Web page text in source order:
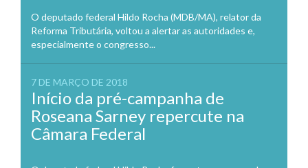
O deputado federal Hildo Rocha (MDB/MA), relator da
Reforma Tributária, voltou a alertar as autoridades e,
especialmente o congresso...
7 DE MARÇO DE 2018
Início da pré-campanha de
Roseana Sarney repercute na
Câmara Federal